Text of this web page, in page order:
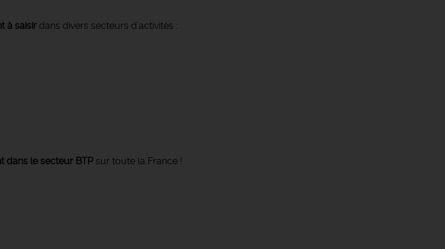
à saisir dans divers secteurs d'activités :
dans le secteur BTP sur toute la France !